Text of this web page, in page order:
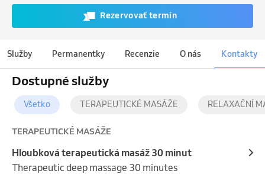
Rezervovať termín
Služby Permanentky Recenzie O nás Kontakty
Dostupné služby
Všetko TERAPEUTICKÉ MASÁŽE RELAXAČNÍ
TERAPEUTICKÉ MASÁŽE
Hloubková terapeutická masáž 30 minut
Therapeutic deep massage 30 minutes